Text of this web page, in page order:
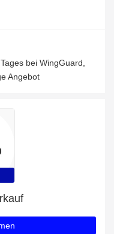
bei WingGuard,
Angebot